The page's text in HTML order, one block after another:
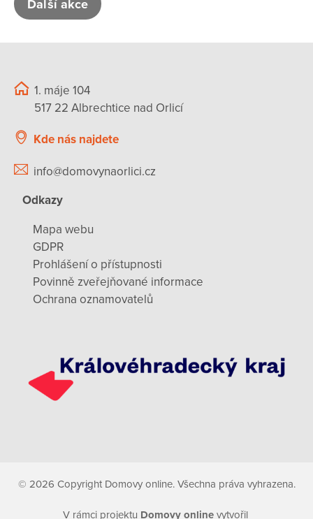
Další akce
1. máje 104
517 22 Albrechtice nad Orlicí
Kde nás najdete
info@domovynaorlici.cz
Odkazy
Mapa webu
GDPR
Prohlášení o přístupnosti
Povinně zveřejňované informace
Ochrana oznamovatelů
© 2026 Copyright Domovy online. Všechna práva vyhrazena.
V rámci projektu Domovy onlinevytvořil